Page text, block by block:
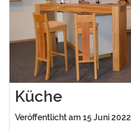
Küche
Veröffentlicht am 15 Juni 2022